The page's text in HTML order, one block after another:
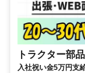
トラクター部
入社祝い金5万円支